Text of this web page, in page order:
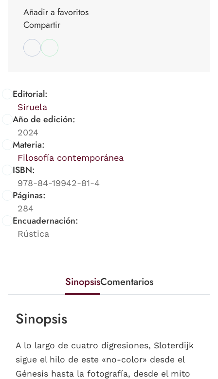
Editorial:
Siruela
Año de edición:
2024
Materia:
Filosofía contemporánea
ISBN:
978-84-19942-81-4
Páginas:
284
Encuadernación:
Rústica
Añadir a favoritos
Compartir
SinopsisComentarios
Sinopsis
A lo largo de cuatro digresiones, Sloterdijk
sigue el hilo de este «no-color» desde el
Génesis hasta la fotografía, desde el mito